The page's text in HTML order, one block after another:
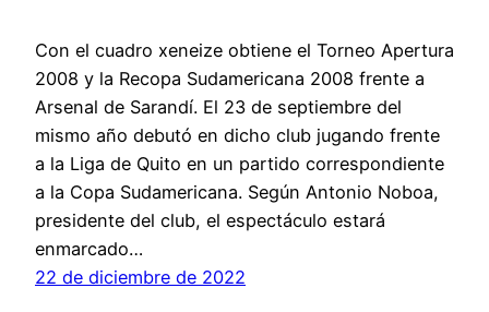
Con el cuadro xeneize obtiene el Torneo Apertura
2008 y la Recopa Sudamericana 2008 frente a
Arsenal de Sarandí. El 23 de septiembre del
mismo año debutó en dicho club jugando frente
a la Liga de Quito en un partido correspondiente
a la Copa Sudamericana. Según Antonio Noboa,
presidente del club, el espectáculo estará
enmarcado…
22 de diciembre de 2022